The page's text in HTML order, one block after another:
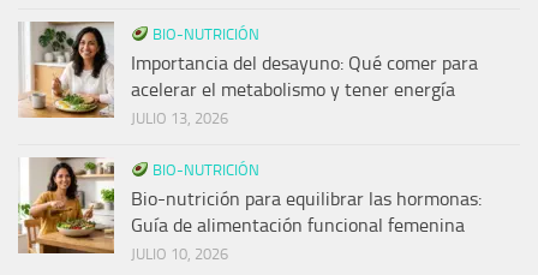
BIO-NUTRICIÓN
Importancia del desayuno: Qué comer para
acelerar el metabolismo y tener energía
JULIO 13, 2026
BIO-NUTRICIÓN
Bio-nutrición para equilibrar las hormonas:
Guía de alimentación funcional femenina
JULIO 10, 2026